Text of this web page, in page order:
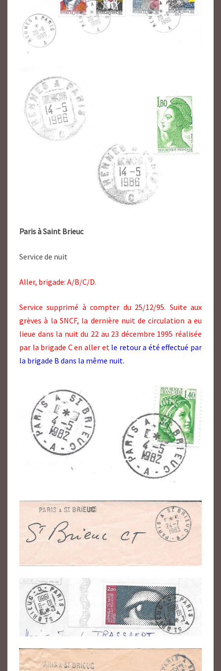
Paris à Saint Brieuc
Service de nuit
Aller, brigade: A/B/C/D.
Service supprimé à compter du 25/12/95. Suite aux
grèves à la SNCF, la dernière nuit de circulation a eu
lieue dans la nuit du 22 au 23 décembre 1995 réalisée
par la brigade C en aller et le retour a été effectué par
la brigade B dans la même nuit.